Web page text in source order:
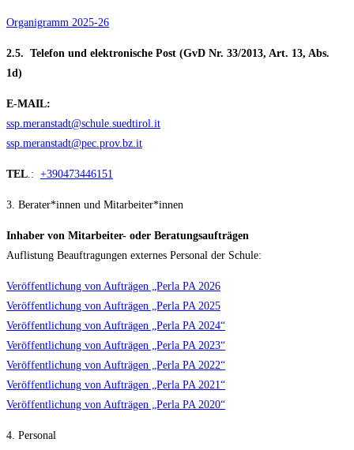
Organigramm 2025-26
2.5. Telefon und elektronische Post (GvD Nr. 33/2013, Art. 13, Abs.
1d)
E-MAIL:
ssp.meranstadt@schule.suedtirol.it
ssp.meranstadt@pec.prov.bz.it
TEL.: +390473446151
3. Berater*innen und Mitarbeiter*innen
Inhaber von Mitarbeiter- oder Beratungsaufträgen
Auflistung Beauftragungen externes Personal der Schule:
Veröffentlichung von Aufträgen „Perla PA 2026
Veröffentlichung von Aufträgen „Perla PA 2025
Veröffentlichung von Aufträgen „Perla PA 2024“
Veröffentlichung von Aufträgen „Perla PA 2023“
Veröffentlichung von Aufträgen „Perla PA 2022“
Veröffentlichung von Aufträgen „Perla PA 2021“
Veröffentlichung von Aufträgen „Perla PA 2020“
4. Personal